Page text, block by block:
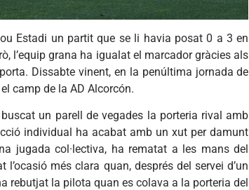
Estadi un partit que se li havia posat 0 a 3 en
l’equip grana ha igualat el marcador gràcies als
Dissabte vinent, en la penúltima jornada de
camp de la AD Alcorcón.
un parell de vegades la porteria rival amb
individual ha acabat amb un xut per damunt
jugada col·lectiva, ha rematat a les mans del
l’ocasió més clara quan, després del servei d’un
rebutjat la pilota quan es colava a la porteria del